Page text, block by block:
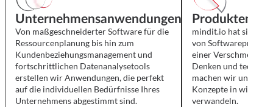
Unternehmensanwendungen
Von maßgeschneiderter Software für die
Ressourcenplanung bis hin zum
Kundenbeziehungsmanagement und
fortschrittlichen Datenanalysetools
erstellen wir Anwendungen, die perfekt
auf die individuellen Bedürfnisse Ihres
Unternehmens abgestimmt sind.
mindit.io hat sich
von
einer
Denken und
machen wir uns
Konzepte in
verwandeln.